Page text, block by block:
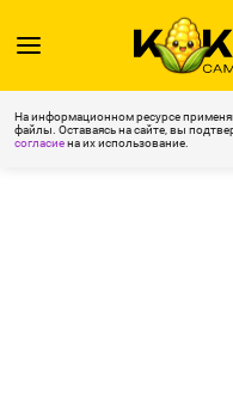
На информационном ресурсе
файлы. Оставаясь на сайте, вы
согласиена их использование.